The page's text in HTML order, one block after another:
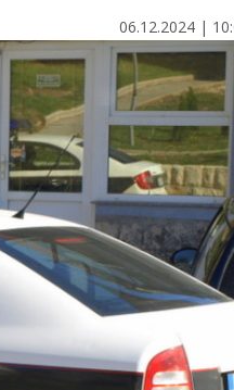
06.12.2024 |